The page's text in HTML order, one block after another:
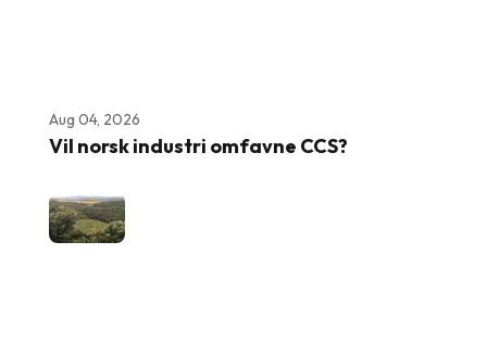
Aug 04, 2026
Vil norsk industri omfavne CCS?